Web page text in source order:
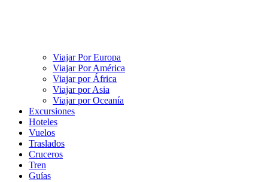
Viajar Por Europa
Viajar Por América
Viajar por África
Viajar por Asia
Viajar por Oceanía
Excursiones
Hoteles
Vuelos
Traslados
Cruceros
Tren
Guías